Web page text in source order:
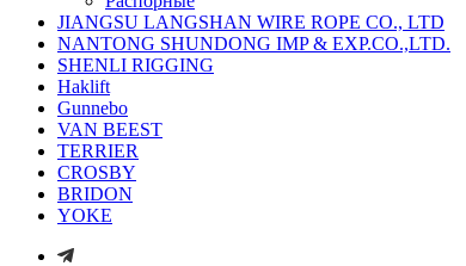
JIANGSU LANGSHAN WIRE ROPE CO., LTD
NANTONG SHUNDONG IMP & EXP.CO.,LTD.
SHENLI RIGGING
Haklift
Gunnebo
VAN BEEST
TERRIER
CROSBY
BRIDON
YOKE